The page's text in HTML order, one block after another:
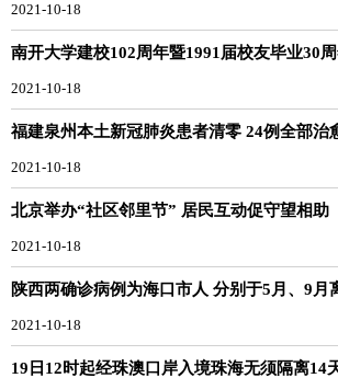
2021-10-18
南开大学建校102周年暨1991届校友毕业30
2021-10-18
福建泉州本土新冠肺炎患者清零 24例全部治
2021-10-18
北京举办“社区邻里节” 居民互动促守望相助
2021-10-18
陕西两确诊病例为海口市人 分别于5月、9月
2021-10-18
19日12时起经珠澳口岸入境珠海无须隔离14